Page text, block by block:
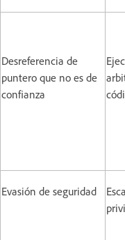
Desreferencia de
puntero que no es de
confianza
Evasión de seguridad